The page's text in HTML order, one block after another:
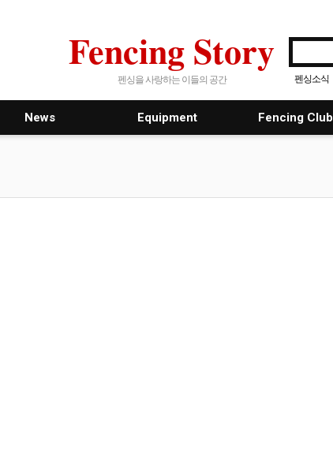
Fencing Story
펜싱을 사랑하는 이들의 공간 펜싱소식
News Equipment Fencing Club